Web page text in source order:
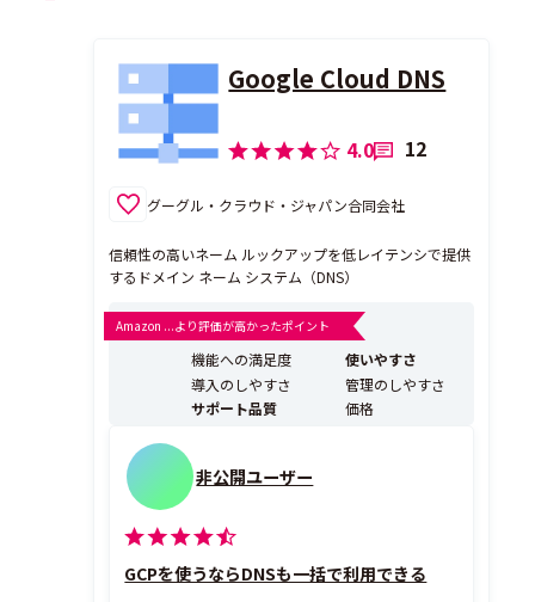
Google Cloud DNS
4.0 12
グーグル・クラウド・ジャパン合同会社
信頼性の高いネーム ルックアップを低レイテンシで提供
するドメイン ネーム システム（DNS）
Amazon ...より評価が高かったポイント
機能への満足度
使いやすさ
導入のしやすさ
管理のしやすさ
サポート品質
価格
非公開ユーザー
GCPを使うならDNSも一括で利用できる